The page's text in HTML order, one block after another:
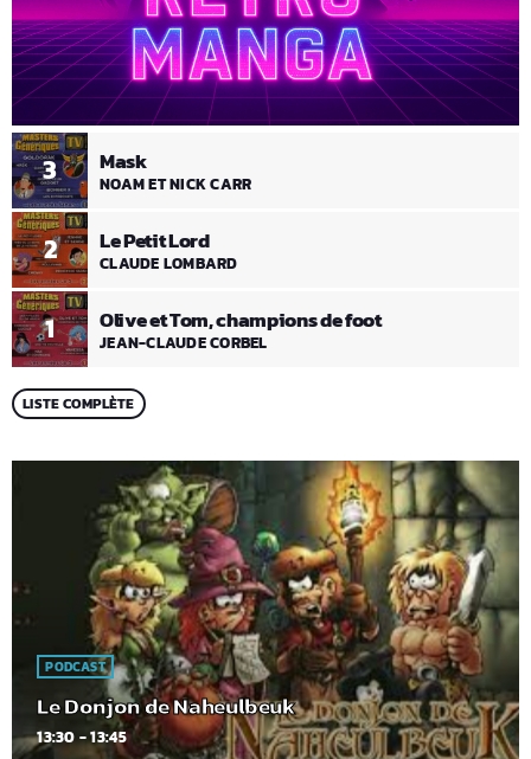
1 Olive et Tom, champions de foot
JEAN-CLAUDE CORBEL
2 Le Petit Lord
CLAUDE LOMBARD
3 Mask
NOAM ET NICK CARR
LISTE COMPLÈTE
PODCAST
Le Donjon de Naheulbeuk
13:30 - 13:45